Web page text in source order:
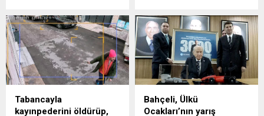
Tabancayla
kayınpederini öldürüp,
Bahçeli, Ülkü
Ocakları’nın yarış